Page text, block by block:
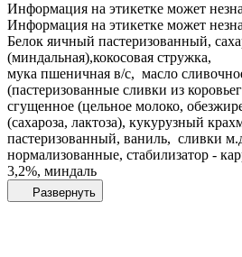
Информация на этикетке может
Информация на этикетке может
Белок яичный пастеризованный,
(миндальная),кокосовая стружка,
мука пшеничная в/с, масло
(пастеризованные сливки из
сгущенное (цельное молоко,
(сахароза, лактоза), кукурузный
пастеризованный, ваниль, сливки
нормализованные, стабилизатор -
3,2%, миндаль
Развернуть